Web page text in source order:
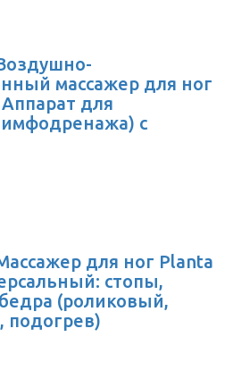
массажер для ног
Аппарат для
с
для ног Planta
стопы,
(роликовый,
подогрев)